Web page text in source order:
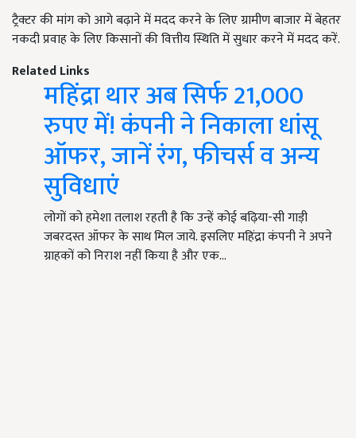
ट्रैक्टर की मांग को आगे बढ़ाने में मदद करने के लिए ग्रामीण बाजार में बेहतर
नकदी प्रवाह के लिए किसानों की वित्तीय स्थिति में सुधार करने में मदद करें.
Related Links
महिंद्रा थार अब सिर्फ 21,000
रुपए में! कंपनी ने निकाला धांसू
ऑफर, जानें रंग, फीचर्स व अन्य
सुविधाएं
लोगों को हमेशा तलाश रहती है कि उन्हें कोई बढ़िया-सी गाड़ी
जबरदस्त ऑफर के साथ मिल जाये. इसलिए महिंद्रा कंपनी ने अपने
ग्राहकों को निराश नहीं किया है और एक…